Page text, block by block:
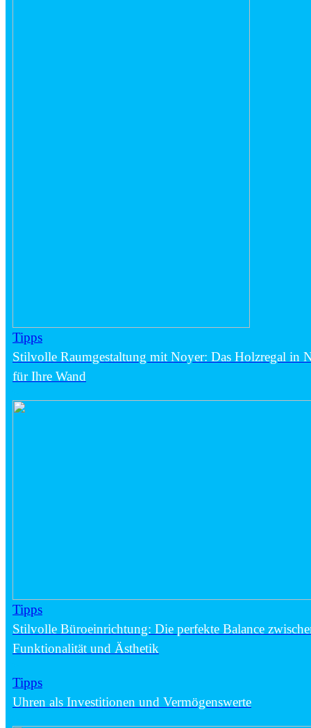
Tipps
Stilvolle Raumgestaltung mit Noyer: Das Holzregal in
für Ihre Wand
Tipps
Stilvolle Büroeinrichtung: Die perfekte Balance
Funktionalität und Ästhetik
Tipps
Uhren als Investitionen und Vermögenswerte